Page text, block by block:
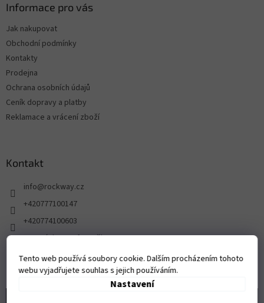
Tento web používá soubory cookie. Dalším procházením tohoto
webu vyjadřujete souhlas s jejich používáním.
Nastavení
Informace pro vás
Jak nakupovat
Obchodní podmínky
Kontakty
Prodejna
Ochrana osobních údajů
Ceník dopravy a platby
Reklamace a vrácení zboží
Kontakt
info@rockway.cz
+420777100147
+420774100603
FB stránka pro fanoušky ROCKWAY
rockway.cz/